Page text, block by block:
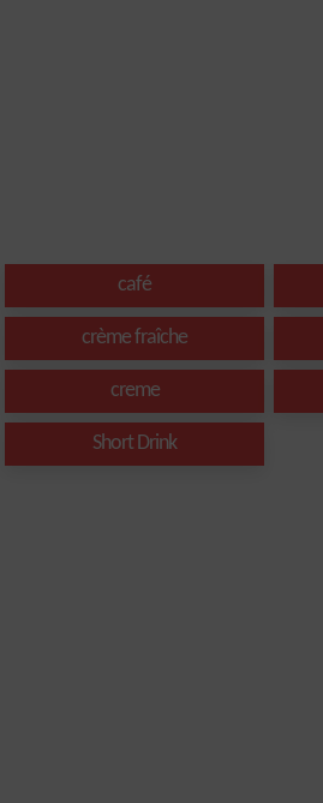
café
crème fraîche
creme
Short Drink